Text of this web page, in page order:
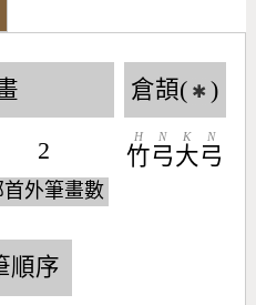
2
首外筆畫數
倉頡( ✱ )
竹
H
弓
N
大
K
弓
N
順序